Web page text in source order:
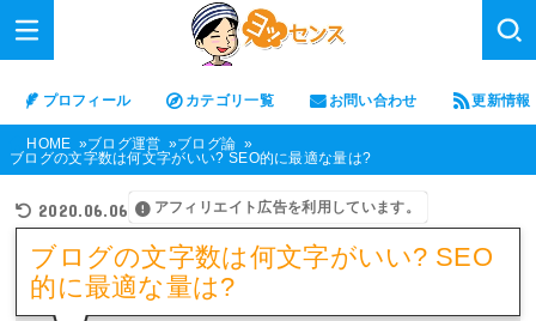
プロフィール カテゴリ一覧 お問い合わせ 更新情報
HOME ブログ運営
ブログ論
ブログの文字数は何文字がいい? SEO的に最適な量は?
2020.06.06 アフィリエイト広告を利用しています。
ブログの文字数は何文字がいい? SEO
的に最適な量は?